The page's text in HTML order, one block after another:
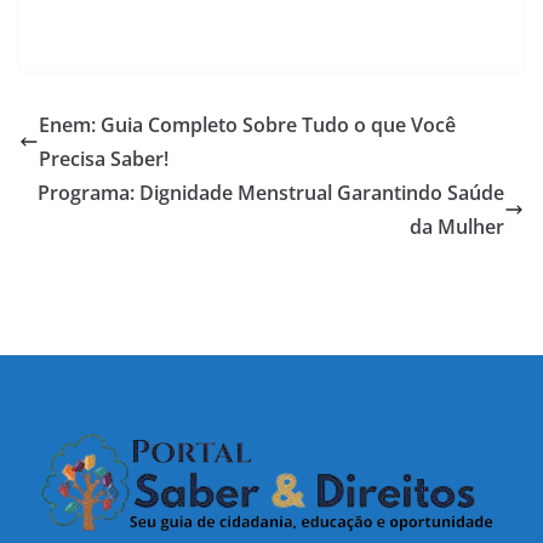
Enem: Guia Completo Sobre Tudo o que Você
Precisa Saber!
Programa: Dignidade Menstrual Garantindo Saúde
da Mulher